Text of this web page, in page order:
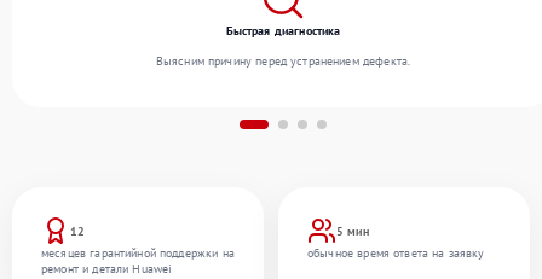
12
месяцев гарантийной поддержки на
ремонт и детали Huawei
5 мин
обычное время ответа на заявку
Быстрая диагностика
Выясним причину перед устранением дефекта.